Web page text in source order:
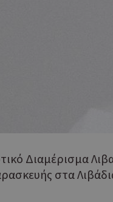
Διαμέρισμα
στα